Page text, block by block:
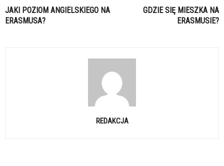
JAKI POZIOM ANGIELSKIEGO NA
ERASMUSA?
GDZIE SIĘ MIESZKA NA
ERASMUSIE?
REDAKCJA